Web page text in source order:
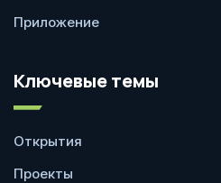
Приложение
Ключевые темы
Открытия
Проекты